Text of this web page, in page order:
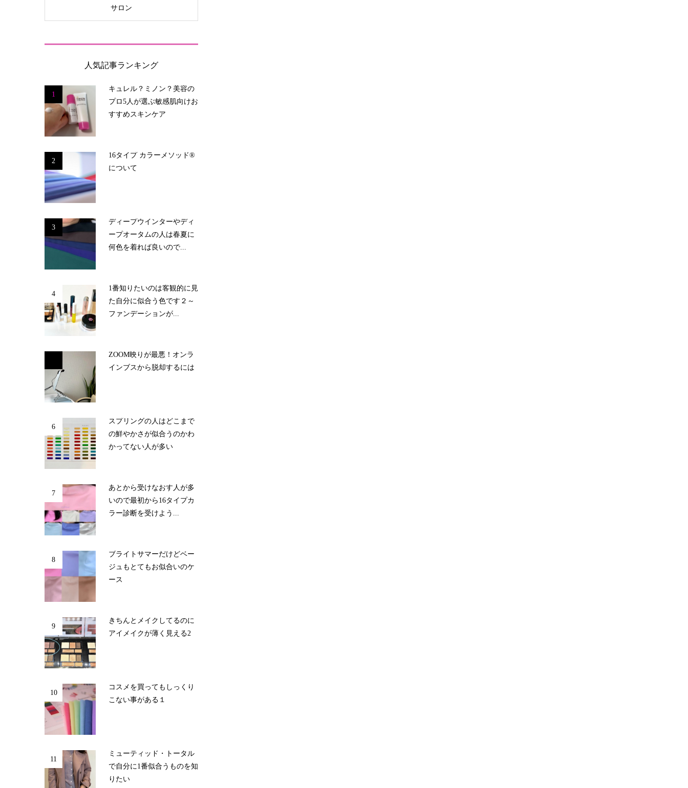
サロン
人気記事ランキング
1
キュレル？ミノン？美容の
プロ5人が選ぶ敏感肌向けお
すすめスキンケア
2
16タイプ カラーメソッド®
について
3
ディープウインターやディ
ープオータムの人は春夏に
何色を着れば良いので...
4
1番知りたいのは客観的に見
た自分に似合う色です２～
ファンデーションが...
ZOOM映りが最悪！オンラ
インブスから脱却するには
6
スプリングの人はどこまで
の鮮やかさが似合うのかわ
かってない人が多い
7
あとから受けなおす人が多
いので最初から16タイプカ
ラー診断を受けよう...
8
ブライトサマーだけどベー
ジュもとてもお似合いのケ
ース
9
きちんとメイクしてるのに
アイメイクが薄く見える2
10
コスメを買ってもしっくり
こない事がある１
11
ミューティッド・トータル
で自分に1番似合うものを知
りたい